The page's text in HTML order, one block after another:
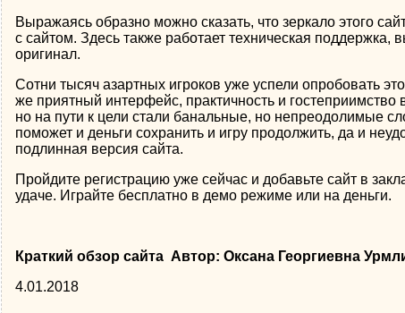
Выражаясь образно можно сказать, что зеркало этого
с сайтом. Здесь также работает техническая
оригинал.
Сотни тысяч азартных игроков уже успели опробовать
же приятный интерфейс, практичность и гостеприимство
но на пути к цели стали банальные, но непреодолимые
поможет и деньги сохранить и игру продолжить, да и
подлинная версия сайта.
Пройдите регистрацию уже сейчас и добавьте сайт в
удаче. Играйте бесплатно в демо режиме или на деньги.
Краткий обзор сайта Автор: Оксана Георгиевна
4.01.2018